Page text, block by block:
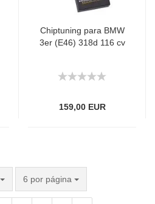
Chiptuning para BMW
3er (E46) 318d 116 cv
159,00 EUR
6 por página